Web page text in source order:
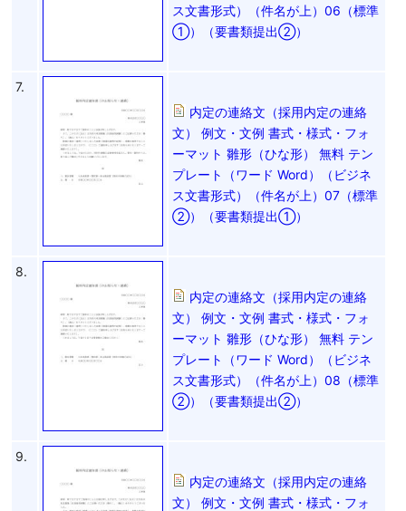
ス文書形式）（件名が上）06（標準
①）（要書類提出②）
7.
内定の連絡文（採用内定の連絡
文） 例文・文例 書式・様式・フォ
ーマット 雛形（ひな形） 無料 テン
プレート（ワード Word）（ビジネ
ス文書形式）（件名が上）07（標準
②）（要書類提出①）
8.
内定の連絡文（採用内定の連絡
文） 例文・文例 書式・様式・フォ
ーマット 雛形（ひな形） 無料 テン
プレート（ワード Word）（ビジネ
ス文書形式）（件名が上）08（標準
②）（要書類提出②）
9.
内定の連絡文（採用内定の連絡
文） 例文・文例 書式・様式・フォ